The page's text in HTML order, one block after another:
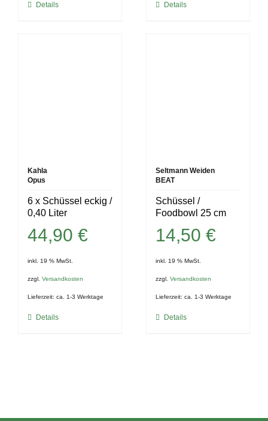
Details Details
Kahla
Opus
6 x Schüssel eckig /
0,40 Liter
44,90 €
inkl. 19 % MwSt.
zzgl. Versandkosten
Lieferzeit: ca. 1-3 Werktage
Details
Seltmann Weiden
BEAT
Schüssel /
Foodbowl 25 cm
14,50€
inkl. 19 % MwSt.
zzgl.Versandkosten
Lieferzeit:ca. 1-3 Werktage
Details